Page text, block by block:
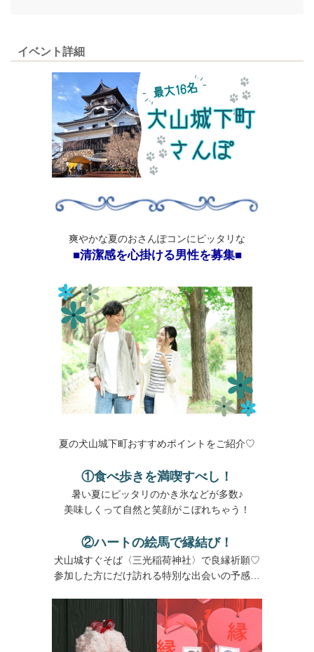
イベント詳細
爽やかな夏のおさんぽコンにピッタリな
■清潔感を心掛ける男性を募集■
夏の犬山城下町おすすめポイントをご紹介♡
①食べ歩きを満喫すべし！
暑い夏にピッタリのかき氷などが多数♪
美味しくって自然と笑顔がこぼれちゃう！
②ハートの絵馬で縁結び！
犬山城すぐそば〈三光稲荷神社〉で良縁祈願♡
参加した方にだけ訪れる特別な出会いの予感…